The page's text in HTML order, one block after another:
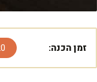
זמן הכנה: